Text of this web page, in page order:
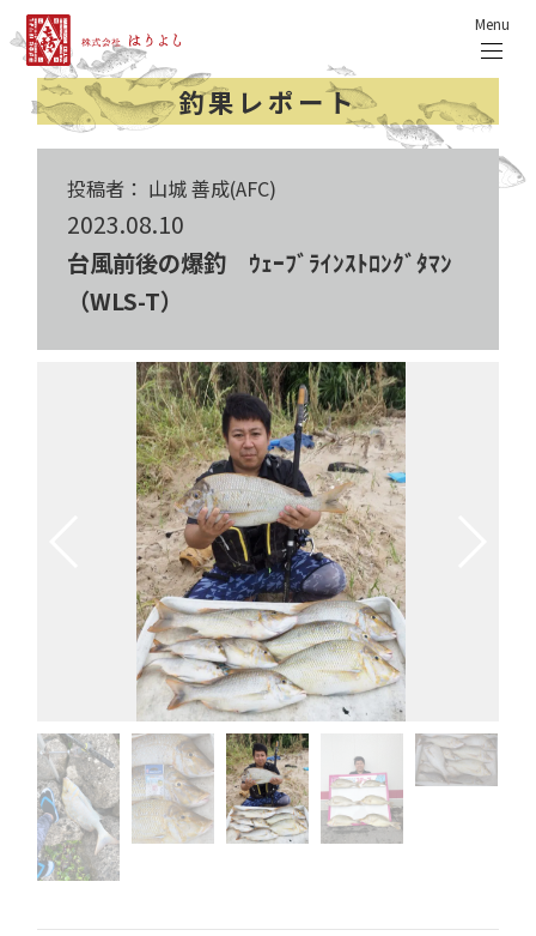
Menu
釣果レポート
投稿者： 山城 善成(AFC)
2023.08.10
台風前後の爆釣 ｳｪｰﾌﾞﾗｲﾝｽﾄﾛﾝｸﾞﾀﾏﾝ
（WLS-T）